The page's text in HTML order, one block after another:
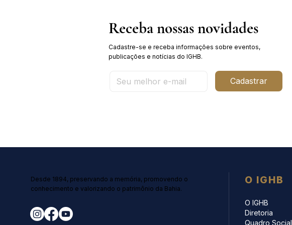
Receba nossas novidades
Cadastre-se e receba informações sobre eventos,
publicações e notícias do IGHB.
Cadastrar
Desde 1894, preservando a memória, promovendo o
conhecimento e valorizando o patrimônio da Bahia.
O IGHB
O IGHB
Diretoria
Quadro Social